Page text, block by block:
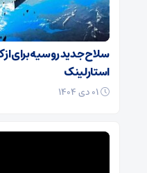
سلاح جدید روسیه برای از
استارلینک